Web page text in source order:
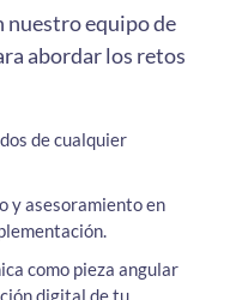
nuestro equipo de
abordar los retos
de cualquier
y asesoramiento en
como pieza angular
digital de tu